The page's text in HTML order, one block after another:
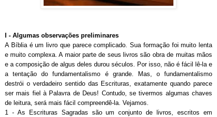
I - Algumas observações preliminares
A Bíblia é um livro que parece complicado. Sua formação foi muito lenta
e muito complexa. A maior parte de seus livros são obra de muitas mãos
e a composição de algus deles durou séculos. Por isso, não é fácil lê-la e
a tentação do fundamentalismo é grande. Mas, o fundamentalismo
destrói o verdadeiro sentido das Escrituras, exatamente quando parece
ser mais fiel à Palavra de Deus! Contudo, se tivermos algumas chaves
de leitura, será mais fácil compreendê-la. Vejamos.
1 - As Escrituras Sagradas são um conjunto de livros, escritos em